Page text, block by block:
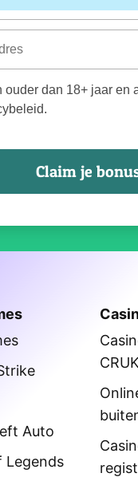
ouder dan 18+ jaar en
Auto
Legends